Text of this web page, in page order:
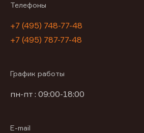
Телефоны
+7 (495) 748-77-48
+7 (495) 787-77-48
График работы
пн-пт : 09:00-18:00
E-mail